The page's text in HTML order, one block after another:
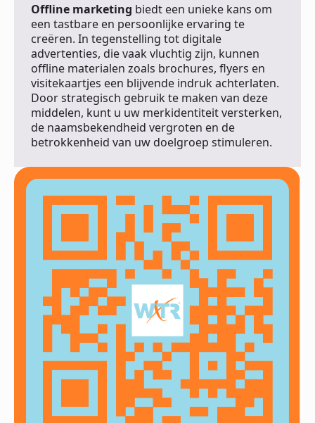
Offline marketing biedt een unieke kans om
een tastbare en persoonlijke ervaring te
creëren. In tegenstelling tot digitale
advertenties, die vaak vluchtig zijn, kunnen
offline materialen zoals brochures, flyers en
visitekaartjes een blijvende indruk achterlaten.
Door strategisch gebruik te maken van deze
middelen, kunt u uw merkidentiteit versterken,
de naamsbekendheid vergroten en de
betrokkenheid van uw doelgroep stimuleren.